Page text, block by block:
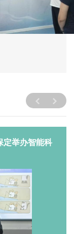
定举办智能科